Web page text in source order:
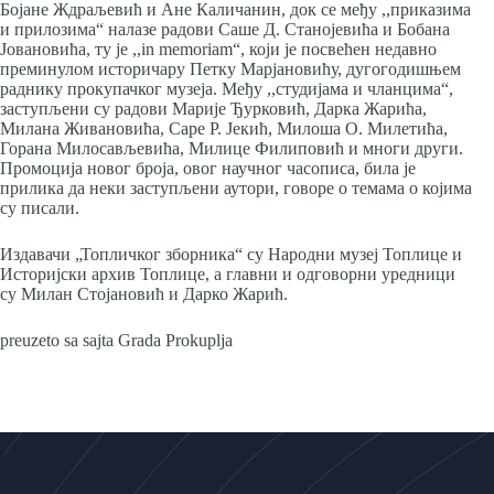
Бојане Ждраљевић и Ане Каличанин, док се међу ,,приказима
и прилозима“ налазе радови Саше Д. Станојевића и Бобана
Јовановића, ту је ,,in memoriam“, који је посвећен недавно
преминулом историчару Петку Марјановићу, дугогодишњем
раднику прокупачког музеја. Mеђу ,,студијама и чланцима“,
заступљени су радови Марије Ђурковић, Дарка Жарића,
Милана Живановића, Саре Р. Јекић, Милоша О. Милетића,
Горана Милосављевића, Милице Филиповић и многи други.
Промоција новог броја, овог научног часописа, била је
прилика да неки заступљени аутори, говоре о темама о којима
су писали.
Издавачи „Топличког зборника“ су Народни музеј Топлице и
Историјски архив Топлице, а главни и одговорни уредници
су Милан Стојановић и Дарко Жарић.
preuzeto sa sajta Grada Prokuplja